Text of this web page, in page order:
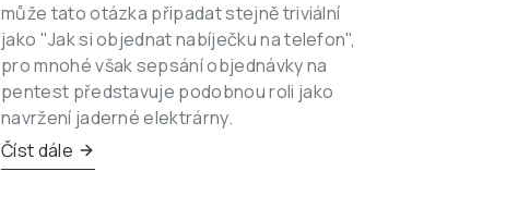
může tato otázka připadat stejně triviální
jako "Jak si objednat nabíječku na telefon",
pro mnohé však sepsání objednávky na
pentest představuje podobnou roli jako
navržení jaderné elektrárny.
Číst dále